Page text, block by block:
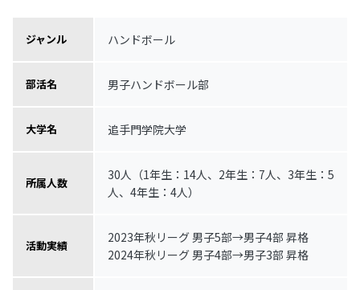
ジャンル ハンドボール
部活名 男子ハンドボール部
大学名 追手門学院大学
所属人数
30人（1年生：14人、2年生：7人、3年生：5
人、4年生：4人）
活動実績
2023年秋リーグ 男子5部→男子4部 昇格
2024年秋リーグ 男子4部→男子3部 昇格